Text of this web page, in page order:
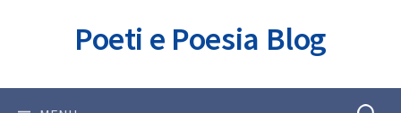
Poeti e Poesia Blog